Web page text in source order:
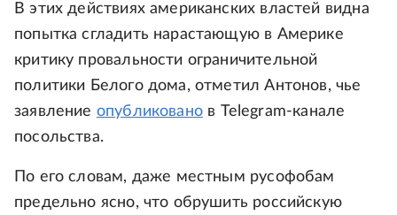
В этих действиях американских властей видна
попытка сгладить нарастающую в Америке
критику провальности ограничительной
политики Белого дома, отметил Антонов, чье
заявление опубликованов Telegram-канале
посольства.
По его словам, даже местным русофобам
предельно ясно, что обрушить российскую